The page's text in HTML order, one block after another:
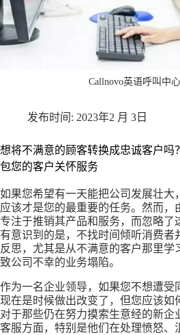
Callnovo英语呼叫中心
2023年2 月 3日
想将不满意的顾客转换成忠诚客户吗
包您的客户关怀服务
如果您希望有一天能把公司发展壮大
应该才是您的最重要的任务。然而，
专注于推销其产品和服务，而忽略了
有意识到的是，不找时间倾听消费者
反思，尤其是从不满意的客户那里学
致公司不幸的业务塌陷。
作为一名企业领导，如果您不想遭受
现在是时候做出改变了，但您应该如
对于那些仍在努力摸索生意经的新企
客服方面，特别是他们在处理愤怒、